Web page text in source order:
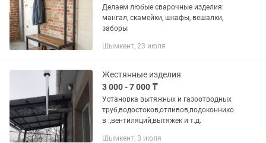
Делаем любые сварочные изделия:
мангал, скамейки, шкафы, вешалки,
заборы
Шымкент, 23 июля
Жестянные изделия
3 000 - 7 000 ₸
Установка вытяжных и газоотводных
труб,водостоков,отливов,подоконнико
в .,вентиляций,вытяжек и т.д.
Шымкент, 3 июля